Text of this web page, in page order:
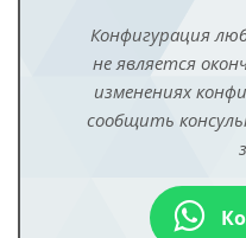
Конфигурация
не является
изменениях
сообщить